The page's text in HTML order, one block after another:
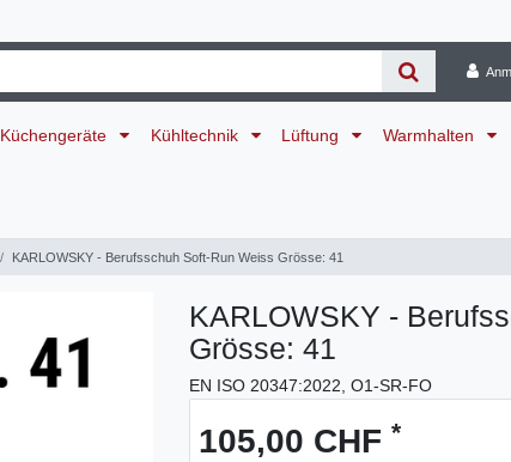
Küchengeräte Kühltechnik Lüftung Warmhalten
KARLOWSKY - Berufsschuh Soft-Run Weiss Grösse: 41
KARLOWSKY -
Grösse: 41
EN ISO 20347:2022, O1-SR-FO
105,00 CHF *